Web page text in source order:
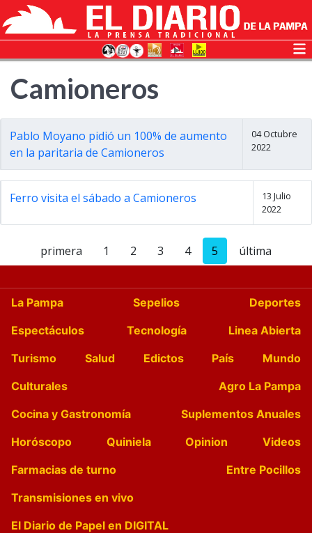
Camioneros
Pablo Moyano pidió un 100% de aumento
en la paritaria de Camioneros
04 Octubre
2022
Ferro visita el sábado a Camioneros
13 Julio
2022
primera 1 2 3 4 5 última
La Pampa Sepelios
Deportes
Espectáculos
Tecnología
Linea Abierta
Turismo
Salud Edictos País
Mundo
Culturales
Agro La Pampa
Cocina y Gastronomía
Suplementos Anuales
Horóscopo
Quiniela Opinion
Videos
Farmacias de turno
Entre Pocillos
Transmisiones en vivo
El Diario de Papel en DIGITAL